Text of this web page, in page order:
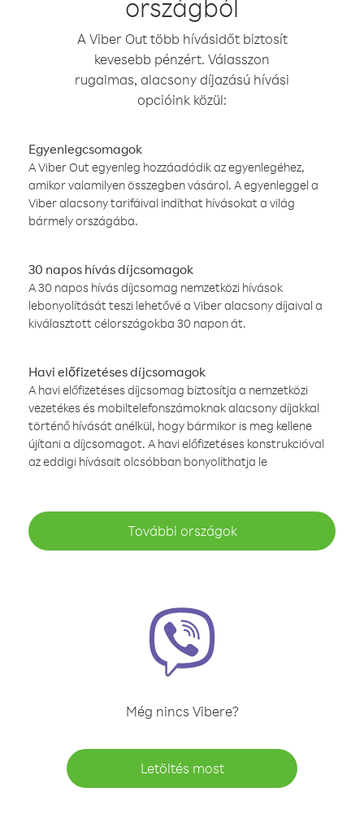
országból
A Viber Out több hívásidőt biztosít
kevesebb pénzért. Válasszon
rugalmas, alacsony díjazású hívási
opcióink közül:
Egyenlegcsomagok
A Viber Out egyenleg hozzáadódik az egyenlegéhez,
amikor valamilyen összegben vásárol. A egyenleggel a
Viber alacsony tarifáival indíthat hívásokat a világ
bármely országába.
30 napos hívás díjcsomagok
A 30 napos hívás díjcsomag nemzetközi hívások
lebonyolítását teszi lehetővé a Viber alacsony díjaival a
kiválasztott célországokba 30 napon át.
Havi előfizetéses díjcsomagok
A havi előfizetéses díjcsomag biztosítja a nemzetközi
vezetékes és mobiltelefonszámoknak alacsony díjakkal
történő hívását anélkül, hogy bármikor is meg kellene
újítani a díjcsomagot. A havi előfizetéses konstrukcióval
az eddigi hívásait olcsóbban bonyolíthatja le
További országok
Még nincs Vibere?
Letöltés most